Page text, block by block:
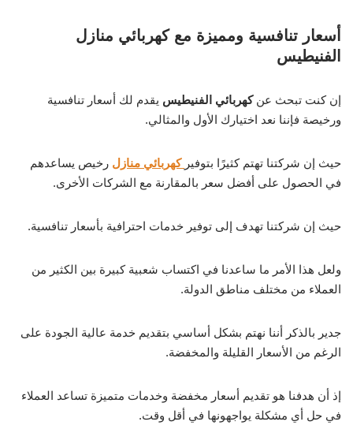
أسعار تنافسية ومميزة مع كهربائي منازل
الفنيطيس
إن كنت تبحث عنكهربائي الفنيطيس يقدم لك أسعار تنافسية
ورخيصة فإننا نعد اختيارك الأول والمثالي.
حيث إن شركتنا تهتم كثيرًا بتوفير كهربائي منازل رخيص يساعدهم
في الحصول على أفضل سعر بالمقارنة مع الشركات الأخرى.
حيث إن شركتنا تهدف إلى توفير خدمات احترافية بأسعار تنافسية.
ولعل هذا الأمر ما ساعدنا في اكتساب شعبية كبيرة بين الكثير من
العملاء من مختلف مناطق الدولة.
جدير بالذكر أننا نهتم بشكل أساسي بتقديم خدمة عالية الجودة على
الرغم من الأسعار القليلة والمخفضة.
إذ أن هدفنا هو تقديم أسعار مخفضة وخدمات متميزة تساعد العملاء
في حل أي مشكلة يواجهونها في أقل وقت.